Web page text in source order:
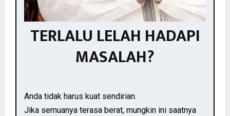
TERLALU LELAH HADAPI
MASALAH?
Anda tidak harus kuat sendirian.
Jika semuanya terasa berat, mungkin ini saatnya